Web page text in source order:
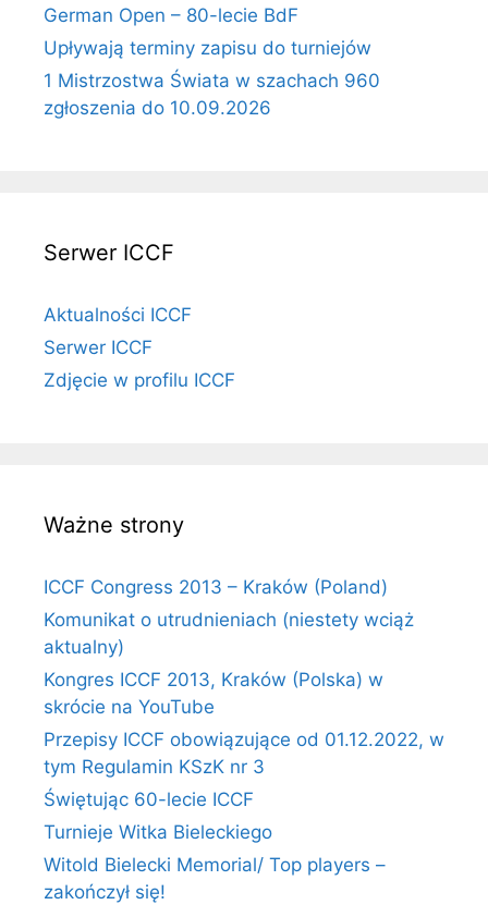
German Open – 80-lecie BdF
Upływają terminy zapisu do turniejów
1 Mistrzostwa Świata w szachach 960
zgłoszenia do 10.09.2026
Serwer ICCF
Aktualności ICCF
Serwer ICCF
Zdjęcie w profilu ICCF
Ważne strony
ICCF Congress 2013 – Kraków (Poland)
Komunikat o utrudnieniach (niestety wciąż
aktualny)
Kongres ICCF 2013, Kraków (Polska) w
skrócie na YouTube
Przepisy ICCF obowiązujące od 01.12.2022, w
tym Regulamin KSzK nr 3
Świętując 60-lecie ICCF
Turnieje Witka Bieleckiego
Witold Bielecki Memorial/ Top players –
zakończył się!